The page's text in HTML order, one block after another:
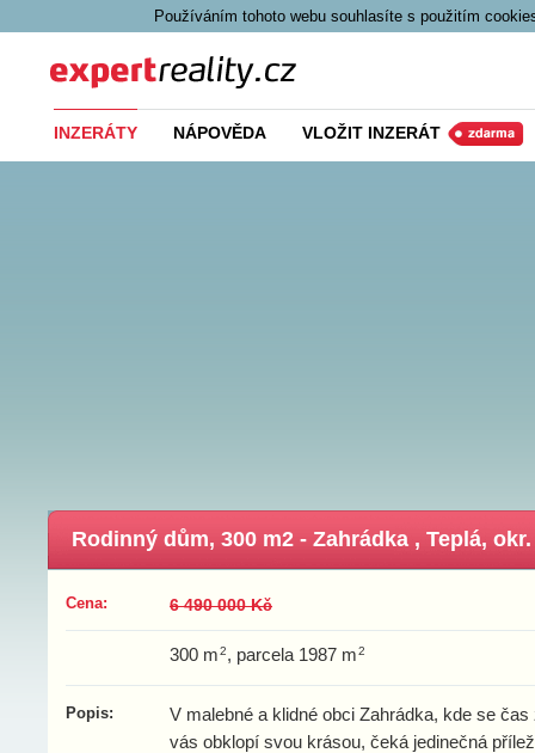
Používáním tohoto webu souhlasíte s použitím
INZERÁTY NÁPOVĚDA VLOŽIT INZERÁT
Rodinný dům, 300 m2 - Zahrádka , Teplá,
Cena: 6 490 000 Kč
300 m2, parcela 1987 m2
Popis:
V malebné a klidné obci Zahrádka, kde se
vás obklopí svou krásou, čeká jedinečná